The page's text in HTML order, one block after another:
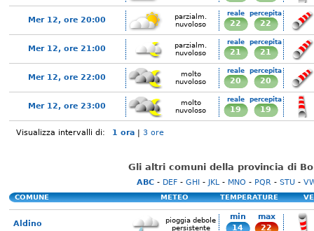
Mer 12, ore 20:00
parzialm.
nuvoloso
reale
22
percepita
22
Mer 12, ore 21:00
parzialm.
nuvoloso
reale
21
percepita
21
Mer 12, ore 22:00
molto
nuvoloso
reale
20
percepita
20
Mer 12, ore 23:00
molto
nuvoloso
reale
19
percepita
19
Visualizza intervalli di: 1 ora | 3 ore
Gli altri comuni della provincia di
ABC- DEF- GHI- JKL- MNO - PQR - STU -
COMUNE METEO TEMPERATURE
Aldino
pioggia debole
persistente
min
14
max
22